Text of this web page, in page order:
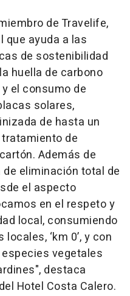
de Travelife,
que ayuda a las
de sostenibilidad
huella de carbono
el consumo de
solares,
de hasta un
de
Además de
eliminación total de
el aspecto
en el respeto y
local, consumiendo
‘km 0’, y con
vegetales
destaca
Hotel Costa Calero.